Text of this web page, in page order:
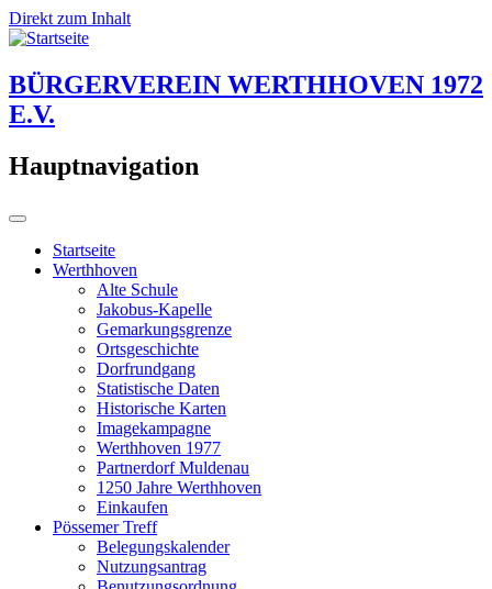
Direkt zum Inhalt
BÜRGERVEREIN WERTHHOVEN 1972
E.V.
Hauptnavigation
Startseite
Werthhoven
Alte Schule
Jakobus-Kapelle
Gemarkungsgrenze
Ortsgeschichte
Dorfrundgang
Statistische Daten
Historische Karten
Imagekampagne
Werthhoven 1977
Partnerdorf Muldenau
1250 Jahre Werthhoven
Einkaufen
Pössemer Treff
Belegungskalender
Nutzungsantrag